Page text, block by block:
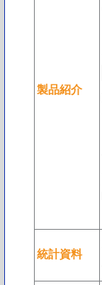
製品紹介
統計資料